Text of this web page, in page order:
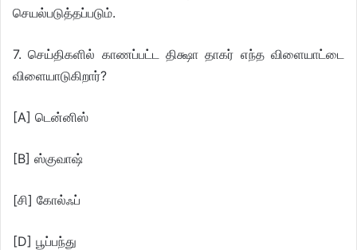
செயல்படுத்தப்படும்.
7. செய்திகளில் காணப்பட்ட திக்ஷா தாகர் எந்த விளையாட்டை
விளையாடுகிறார்?
[A] டென்னிஸ்
[B] ஸ்குவாஷ்
[சி] கோல்ஃப்
[D] பூப்பந்து